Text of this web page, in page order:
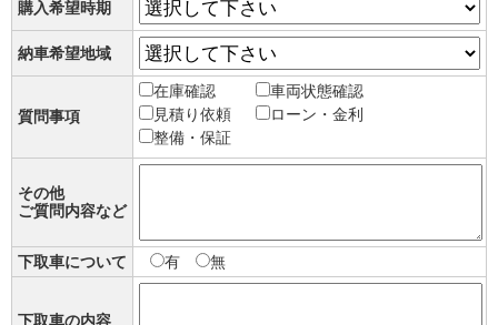
購入希望時期
納車希望地域
質問事項
在庫確認
車両状態確認
見積り依頼
ローン・金利
整備・保証
その他
ご質問内容など
下取車について 有 無
下取車の内容